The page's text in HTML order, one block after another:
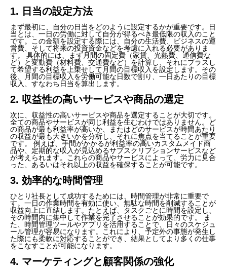
1. 日当の設定方法
まず最初に、自分の日当をどのように設定するかが重要です。日
当とは、一日の労働に対して自分が得るべき最低限の収入のこと
です。この金額を設定する際には、自分の生活費、ビジネスの運
営費、そして将来の投資資金などを考慮に入れる必要がありま
す。 具体的には、まず月間の固定費（家賃、光熱費、通信費な
ど）と変動費（材料費、交通費など）を計算し、それにプラスし
て希望する利益を上乗せして月間の目標収入を設定します。その
後、月間の目標収入を労働可能な日数で割り、一日あたりの目標
収入、すなわち日当を算出します。
2. 収益性の高いサービスや商品の選定
次に、収益性の高いサービスや商品を選定することが大切です。
全ての商品やサービスが同じ利益を生むわけではありません。ど
の商品が最も利益率が高いか、またはどのサービスが時間あたり
の収益が最も大きいかを分析し、それに焦点を当てることが重要
です。 例えば、手間がかかるが利益率の高いカスタムメイド商
品や、定期的な収入が見込めるサブスクリプションサービスなど
が考えられます。これらの商品やサービスによって、労力に見合
った、あるいはそれ以上の収益を確保することが可能です。
3. 効率的な時間管理
ひとり社長として成功するためには、時間管理が非常に重要で
す。一日の作業時間を有効に使い、無駄な時間を削減することが
収益向上に直結します。たとえば、タスクごとに時間を設定し、
その時間内に集中して作業を完了させることが効果的です。 ま
た、時間管理ツールやアプリを活用することで、日々のスケジュ
ール管理が容易になります。これにより、予定外の事態が発生し
た際にも柔軟に対応することができ、結果としてより多くの仕事
をこなすことが可能になります。
4. マーケティングと顧客関係の強化